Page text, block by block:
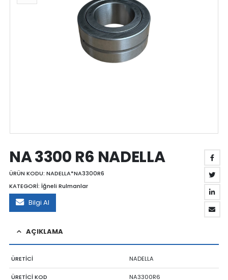
NA 3300 R6 NADELLA
ÜRÜN KODU: NADELLA*NA3300R6
KATEGORİ: İğneli Rulmanlar
Bilgi Al
AÇIKLAMA
ÜRETİCİ NADELLA
ÜRETİCİ KOD NA3300R6